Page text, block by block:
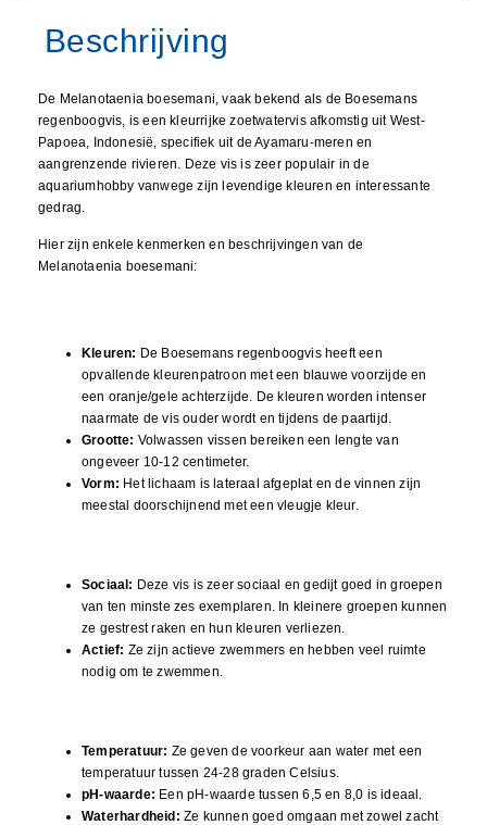
De Melanotaenia boesemani, vaak bekend als de Boesemans
regenboogvis, is een kleurrijke zoetwatervis afkomstig uit West-
Papoea, Indonesië, specifiek uit de Ayamaru-meren en
aangrenzende rivieren. Deze vis is zeer populair in de
aquariumhobby vanwege zijn levendige kleuren en interessante
gedrag.
Hier zijn enkele kenmerken en beschrijvingen van de
Melanotaenia boesemani:
Kleuren: De Boesemans regenboogvis heeft een
opvallende kleurenpatroon met een blauwe voorzijde en
een oranje/gele achterzijde. De kleuren worden intenser
naarmate de vis ouder wordt en tijdens de paartijd.
Grootte: Volwassen vissen bereiken een lengte van
ongeveer 10-12 centimeter.
Vorm: Het lichaam is lateraal afgeplat en de vinnen zijn
meestal doorschijnend met een vleugje kleur.
Sociaal: Deze vis is zeer sociaal en gedijt goed in groepen
van ten minste zes exemplaren. In kleinere groepen kunnen
ze gestrest raken en hun kleuren verliezen.
Actief: Ze zijn actieve zwemmers en hebben veel ruimte
nodig om te zwemmen.
Temperatuur: Ze geven de voorkeur aan water met een
temperatuur tussen 24-28 graden Celsius.
pH-waarde: Een pH-waarde tussen 6,5 en 8,0 is ideaal.
Waterhardheid: Ze kunnen goed omgaan met zowel zacht